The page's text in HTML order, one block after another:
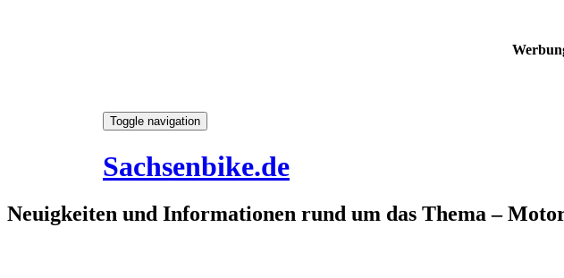
Toggle navigation
Sachsenbike.de
Neuigkeiten und Informationen rund um das Thema –